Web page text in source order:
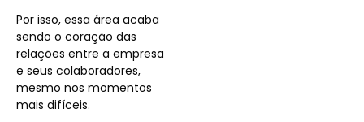
Por isso, essa área acaba
sendo o coração das
relações entre a empresa
e seus colaboradores,
mesmo nos momentos
mais difíceis.